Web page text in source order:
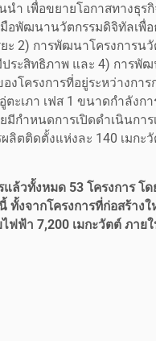
ำ เพื่อขยายโอกาสทางธุร
อพัฒนานวัตกรรมดิจิทัลเพื่อ
2) การพัฒนาโครงการนวั
ระสิทธิภาพ และ 4) การพั
งโครงการที่อยู่ระหว่างกา
ะเภา เฟส 1 ขนาดกำลังก
มีกำหนดการเปิดดำเนินกา
ลิตติดตั้งแห่งละ 140 เมกะ
ล้วทั้งหมด 53 โครงการ โ
ทั้งจากโครงการที่ก่อสร้าง
ฟฟ้า 7,200 เมกะวัตต์ ภาย